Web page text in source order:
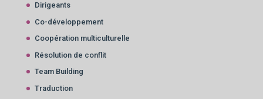
Dirigeants
Co-développement
Coopération multiculturelle
Résolution de conflit
Team Building
Traduction